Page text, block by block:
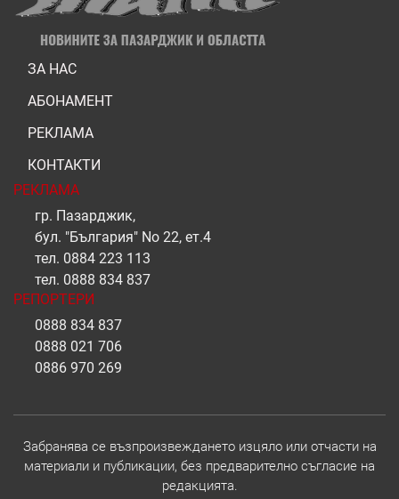
ЗА НАС
АБОНАМЕНТ
РЕКЛАМА
КОНТАКТИ
РЕКЛАМА
гр. Пазарджик,
бул. "България" No 22, ет.4
тел. 0884 223 113
тел. 0888 834 837
РЕПОРТЕРИ
0888 834 837
0888 021 706
0886 970 269
Забранява се възпроизвеждането изцяло или отчасти на
материали и публикации, без предварително съгласие на
редакцията.